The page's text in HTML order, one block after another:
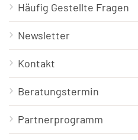
Häufig Gestellte Fragen
Newsletter
Kontakt
Beratungstermin
Partnerprogramm